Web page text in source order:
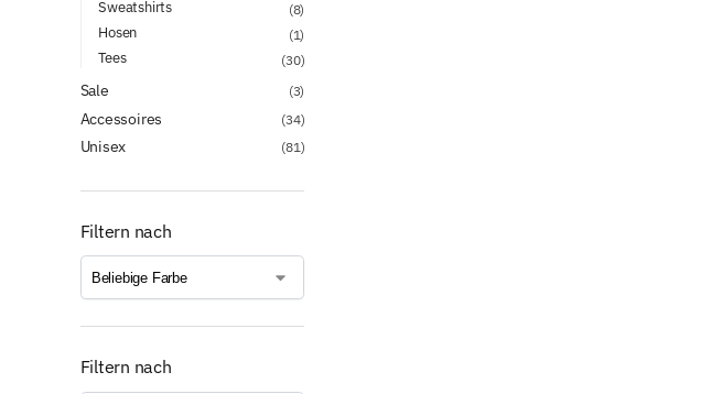
Sweatshirts (8)
Hosen (1)
Tees (30)
Sale (3)
Accessoires (34)
Unisex (81)
Filtern nach
Filtern nach